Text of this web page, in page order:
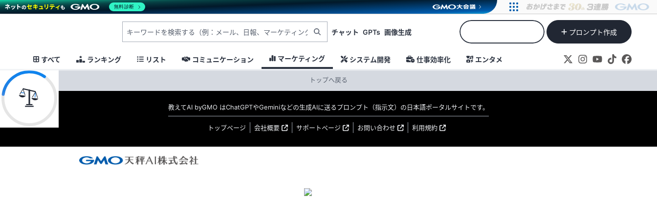
チャット GPTs 画像生成 プロンプト作成
すべて ランキング リスト コミュニケーション マーケティング システム開発 仕事効率化 エンタメ
トップへ戻る
教えてAI byGMO はChatGPTやGeminiなどの生成AIに送るプロンプト（指示文）の日本語ポータルサイトです。
トップページ 会社概要 サポートページ お問い合わせ 利用規約
無料診断